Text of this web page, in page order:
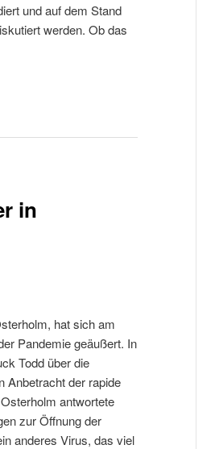
und auf dem Stand
werden. Ob das
in
hat sich am
Pandemie geäußert. In
Todd über die
Anbetracht der rapide
antwortete
zur Öffnung der
anderes Virus, das viel